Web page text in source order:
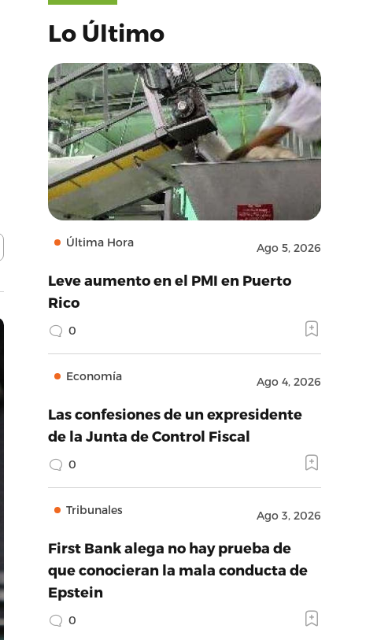
Lo Último
Última Hora Ago 5, 2026
Leve aumento en el PMI en Puerto
Rico
0
Economía Ago 4, 2026
Las confesiones de un expresidente
de la Junta de Control Fiscal
0
Tribunales Ago 3, 2026
First Bank alega no hay prueba de
que conocieran la mala conducta de
Epstein
0